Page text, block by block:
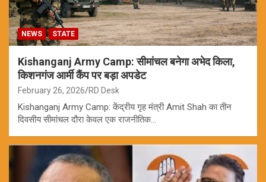
NEWS STATE
Kishanganj Army Camp: सीमांचल बनेगा अभेद किला,
किशनगंज आर्मी कैंप पर बड़ा अपडेट
February 26, 2026 RD Desk
Kishanganj Army Camp: केंद्रीय गृह मंत्री Amit Shah का तीन
दिवसीय सीमांचल दौरा केवल एक राजनीतिक…